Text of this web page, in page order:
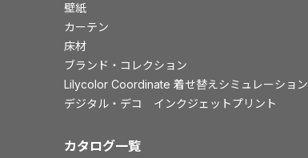
壁紙
カーテン
床材
ブランド・コレクション
Lilycolor Coordinate 着せ替えシミュレーション
デジタル・デコ インクジェットプリント
カタログ一覧